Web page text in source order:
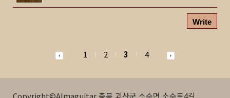
Write
1 2 3 4